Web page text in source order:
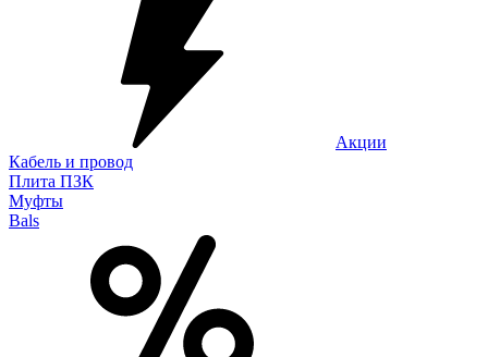
Акции
Кабель и провод
Плита ПЗК
Муфты
Bals